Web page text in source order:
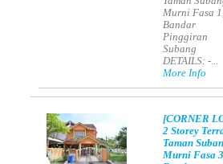
Murni Fasa
Bandar
Pinggiran
Subang
DETAILS: -...
More Info
[CORNER
2 Storey
Taman
Murni Fasa